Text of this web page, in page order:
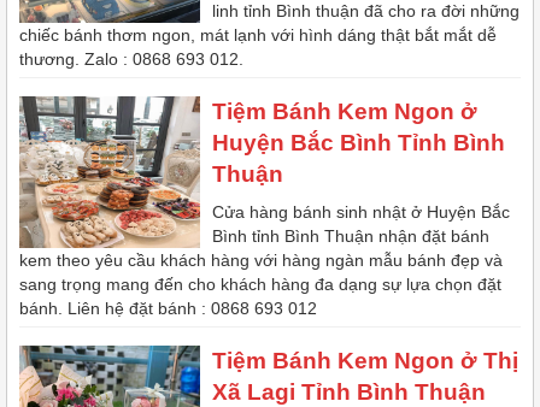
linh tỉnh Bình thuận đã cho ra đời những
chiếc bánh thơm ngon, mát lạnh với hình dáng thật bắt mắt dễ
thương. Zalo : 0868 693 012.
Tiệm Bánh Kem Ngon ở
Huyện Bắc Bình Tỉnh Bình
Thuận
Cửa hàng bánh sinh nhật ở Huyện Bắc
Bình tỉnh Bình Thuận nhận đặt bánh
kem theo yêu cầu khách hàng với hàng ngàn mẫu bánh đẹp và
sang trọng mang đến cho khách hàng đa dạng sự lựa chọn đặt
bánh. Liên hệ đặt bánh : 0868 693 012
Tiệm Bánh Kem Ngon ở Thị
Xã Lagi Tỉnh Bình Thuận